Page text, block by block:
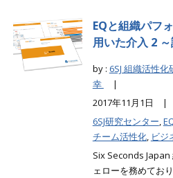
EQと組織パフ
用いた介入 2
by : 6SJ 組織活性
幸
|
2017年11月1日 |
6SJ研究センター,
チーム活性化, ビジ
Six Seconds
ェローを務めてお